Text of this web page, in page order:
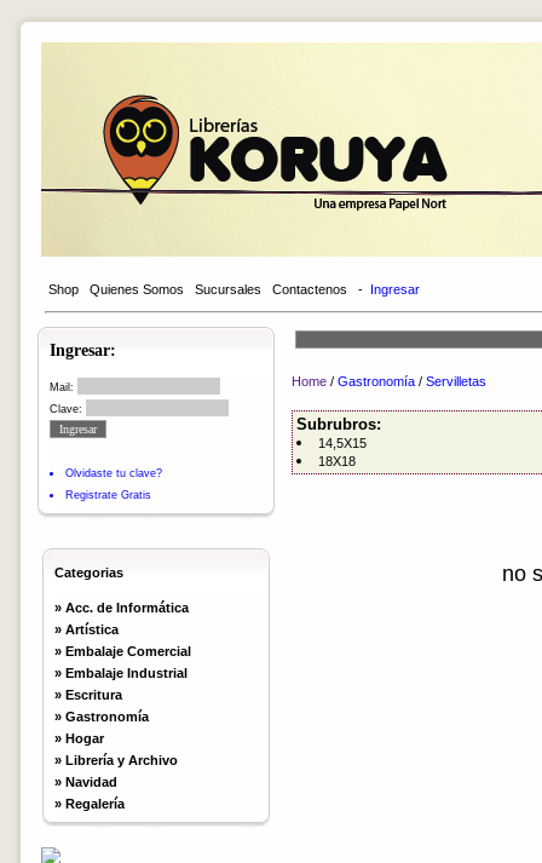
Shop Quienes Somos Sucursales Contactenos - Ingresar
Ingresar:
Mail:
Clave:
Olvidaste tu clave?
Registrate Gratis
Categorias
» Acc. de Informática
» Artística
» Embalaje Comercial
» Embalaje Industrial
» Escritura
» Gastronomía
» Hogar
» Librería y Archivo
» Navidad
» Regalería
Home / Gastronomía / Servilletas
Subrubros:
14,5X15
18X18
no